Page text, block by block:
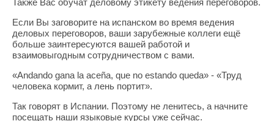
Если Вы заговорите на испанском во время ведения
деловых переговоров, ваши зарубежные коллеги ещё
больше заинтересуются вашей работой и
взаимовыгодным сотрудничеством с вами.
«Andando gana la aceña, que no estando queda» - «Труд
человека кормит, а лень портит».
Так говорят в Испании. Поэтому не ленитесь, а начните
посещать наши языковые курсы уже сейчас.